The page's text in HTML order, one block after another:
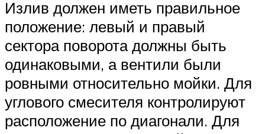
Излив должен иметь правильное
положение: левый и правый
сектора поворота должны быть
одинаковыми, а вентили были
ровными относительно мойки. Для
углового смесителя контролируют
расположение по диагонали. Для